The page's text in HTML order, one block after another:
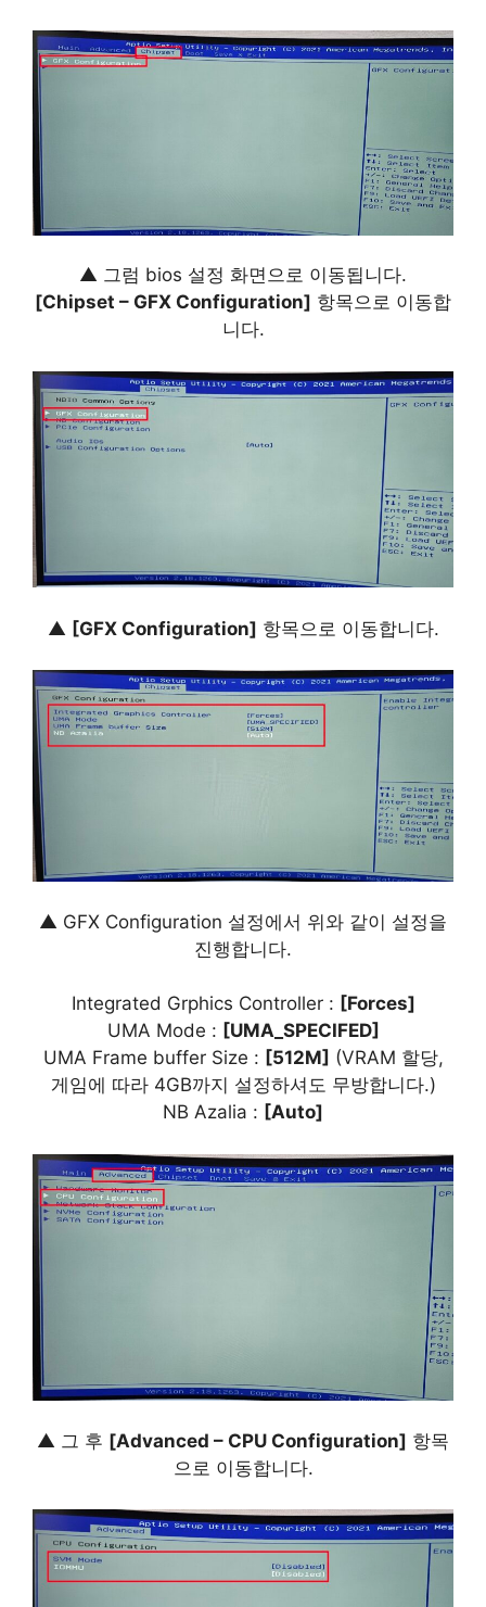
▲ 그럼 bios 설정 화면으로 이동됩니다.
[Chipset – GFX Configuration] 항목으로 이동합
니다.
▲ [GFX Configuration] 항목으로 이동합니다.
▲ GFX Configuration 설정에서 위와 같이 설정을
진행합니다.
Integrated Grphics Controller : [Forces]
UMA Mode : [UMA_SPECIFED]
UMA Frame buffer Size : [512M] (VRAM 할당,
게임에 따라 4GB까지 설정하셔도 무방합니다.)
NB Azalia : [Auto]
▲ 그 후 [Advanced – CPU Configuration] 항목
으로 이동합니다.